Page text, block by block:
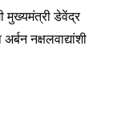
मुख्यमंत्री डेवेंद्र
नक्षलवाद्यांशी